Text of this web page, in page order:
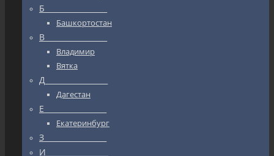
Б_________________
Башкортостан
В_________________
Владимир
Вятка
Д_________________
Дагестан
Е_________________
Екатеринбург
З_________________
И_________________